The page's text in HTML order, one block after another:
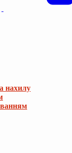
нахилу